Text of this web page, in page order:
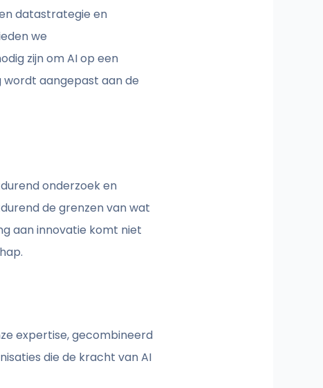
datastrategie en
we
zijn om AI op een
aangepast aan de
onderzoek en
de grenzen van wat
aan innovatie komt niet
expertise, gecombineerd
die de kracht van AI